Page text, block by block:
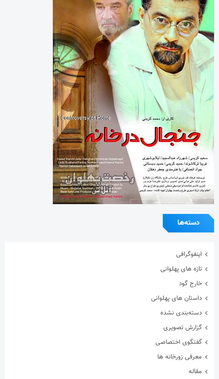
دسته‌ها
اینفوگرافی
تازه های پهلوانی
خارج گود
داستان های پهلوانی
دسته‌بندی نشده
گزارش تصویری
گفتگوی اختصاصی
معرفی زورخانه ها
مقاله